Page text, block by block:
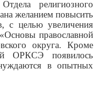
религиозного
желанием повысить
с целью увеличения
православной
округа. Кроме
ОРКСЭ появилось
в опытных